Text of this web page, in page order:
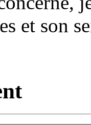
et son